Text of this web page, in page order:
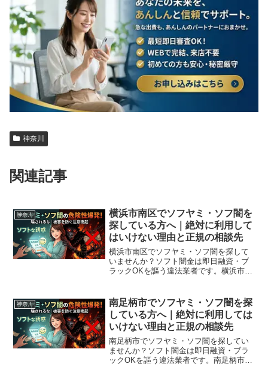
神奈川
関連記事
神奈川
横浜市南区でソフヤミ・ソフ闇を
探している方へ｜絶対に利用して
はいけない理由と正規の相談先
横浜市南区でソフヤミ・ソフ闇を探して
いませんか？ソフト闇金は即日融資・ブ
ラックOKを謳う違法業者です。横浜市南
に必ずお読みください。
神奈川
南足柄市でソフヤミ・ソフ闇を探
している方へ｜絶対に利用しては
いけない理由と正規の相談先
南足柄市でソフヤミ・ソフ闇を探してい
ませんか？ソフト闇金は即日融資・ブラ
ックOKを謳う違法業者です。南足柄市周